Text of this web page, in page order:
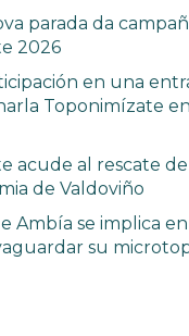
parada da
2026
en una
Toponimízate en
acude al rescate
de Valdoviño
Ambía se implica
su